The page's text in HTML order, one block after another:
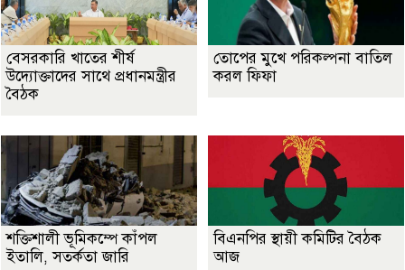
বেসরকারি খাতের শীর্ষ
উদ্যোক্তাদের সাথে প্রধানমন্ত্রীর
বৈঠক
তোপের মুখে পরিকল্পনা বাতিল
করল ফিফা
শক্তিশালী ভূমিকম্পে কাঁপল
ইতালি, সতর্কতা জারি
বিএনপির স্থায়ী কমিটির বৈঠক
আজ